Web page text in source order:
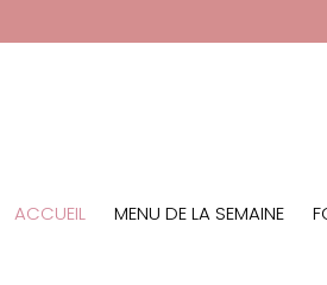
ACCUEIL MENU DE LA SEMAINE